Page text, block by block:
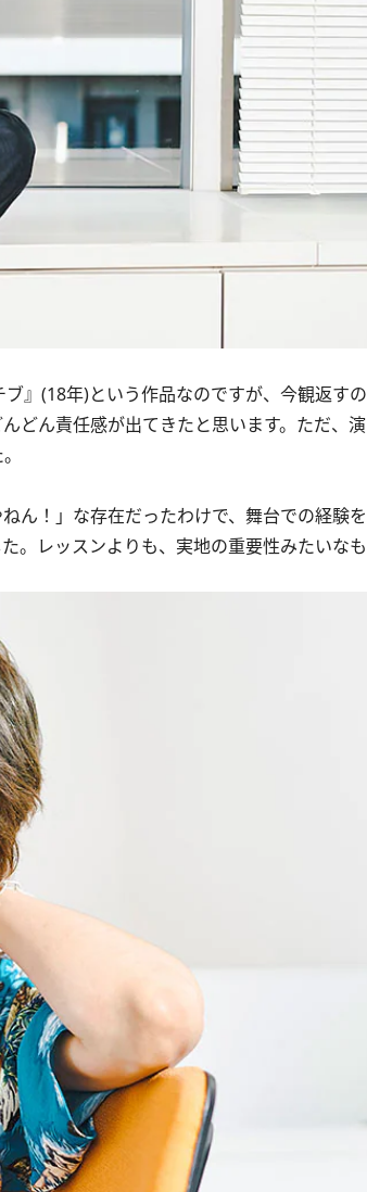
』(18年)という作品なのですが、今観返すの
どん責任感が出てきたと思います。ただ、演
ん！」な存在だったわけで、舞台での経験を
。レッスンよりも、実地の重要性みたいなも